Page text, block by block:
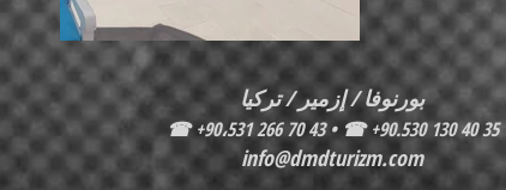
بورنوفا / إزمير / تركيا
☎ +90،531 266 70 43 • ☎ +90.530 130 40 35
info@dmdturizm.com